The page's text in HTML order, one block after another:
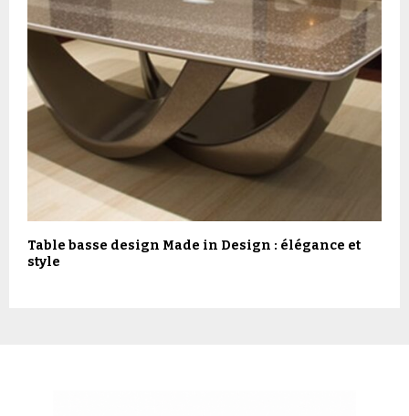
Table basse design Made in Design : élégance et
style